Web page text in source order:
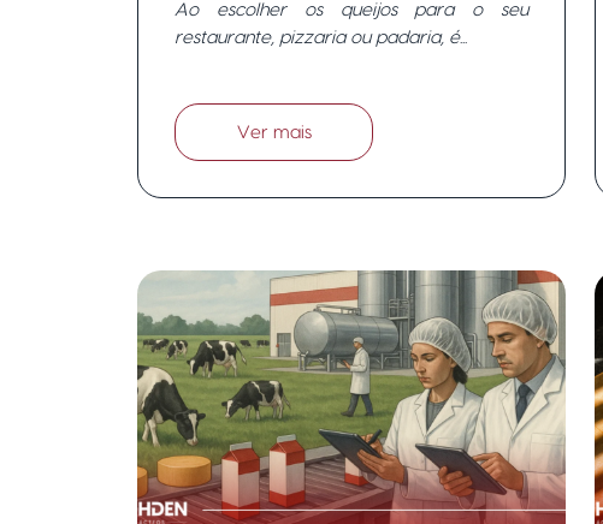
Qual o melhor para o seu
negócio?
Ao escolher os queijos para o seu
restaurante, pizzaria ou padaria, é...
Ver mais